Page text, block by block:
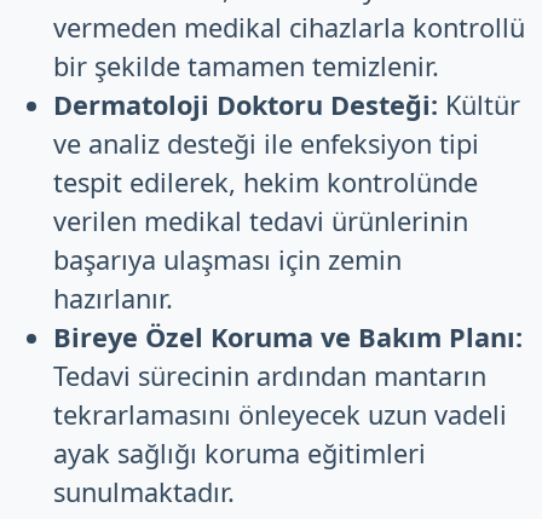
vermeden medikal cihazlarla kontrollü
bir şekilde tamamen temizlenir.
Dermatoloji Doktoru Desteği: Kültür
ve analiz desteği ile enfeksiyon tipi
tespit edilerek, hekim kontrolünde
verilen medikal tedavi ürünlerinin
başarıya ulaşması için zemin
hazırlanır.
Bireye Özel Koruma ve Bakım Planı:
Tedavi sürecinin ardından mantarın
tekrarlamasını önleyecek uzun vadeli
ayak sağlığı koruma eğitimleri
sunulmaktadır.